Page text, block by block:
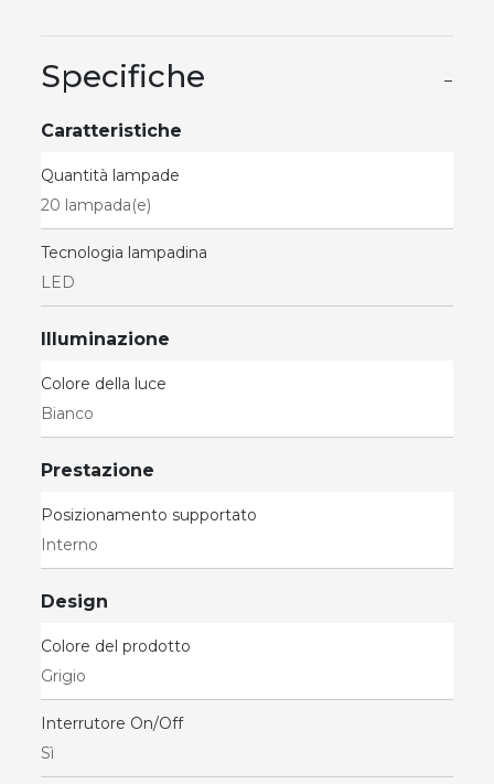
Specifiche −
Caratteristiche
Quantità lampade
20 lampada(e)
Tecnologia lampadina
LED
Illuminazione
Colore della luce
Bianco
Prestazione
Posizionamento supportato
Interno
Design
Colore del prodotto
Grigio
Interrutore On/Off
Sì